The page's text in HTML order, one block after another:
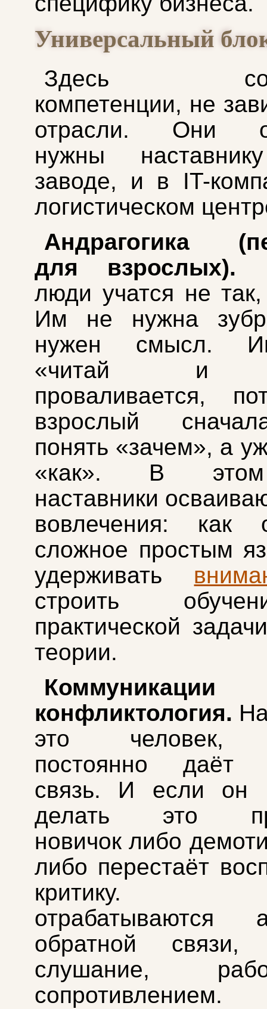
Универсальный
Здесь
компетенции, не
отрасли. Они
нужны
заводе, и в IT-
логистическом
Андрагогика
для взрослых).
люди учатся не
Им не нужна
нужен смысл.
«читай и
проваливается,
взрослый
понять «зачем», а
«как». В
наставники
вовлечения: как
сложное простым
удерживать
строить
практической
теории.
конфликтология.
это человек,
постоянно даёт
связь. И если он
делать это
новичок либо
либо перестаёт
критику.
отрабатываются
обратной связи,
слушание,
сопротивлением.